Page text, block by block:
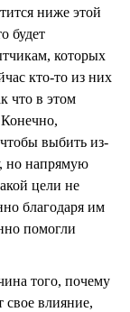
ниже этой
будет
которых
кто-то из них
что в этом
Конечно,
выбить из-
но напрямую
цели не
благодаря им
помогли
того, почему
свое влияние,